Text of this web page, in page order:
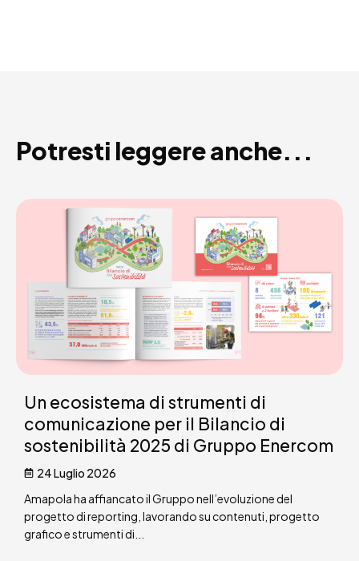
Potresti leggere anche...
Un ecosistema di strumenti di
comunicazione per il Bilancio di
sostenibilità 2025 di Gruppo Enercom
24 Luglio 2026
Amapola ha affiancato il Gruppo nell’evoluzione del
progetto di reporting, lavorando su contenuti, progetto
grafico e strumenti di...